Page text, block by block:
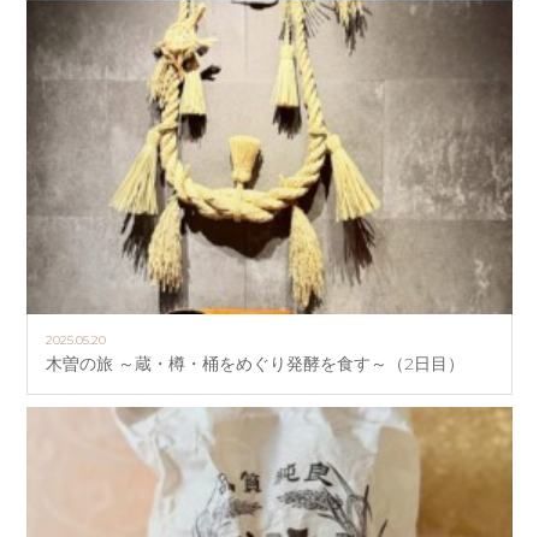
2025.05.20
木曽の旅 ～蔵・樽・桶をめぐり発酵を食す～（2日目）